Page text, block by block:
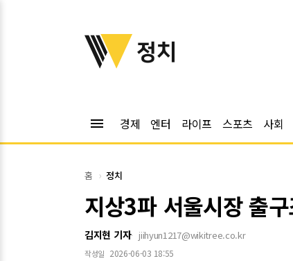
위키트리
정치
menu 경제 엔터 라이프 스포츠 사회
홈 정치
지상3파 서울시장 출
김지현 기자 jiihyun1217@wikitree.co.kr
작성일 2026-06-03 18:55